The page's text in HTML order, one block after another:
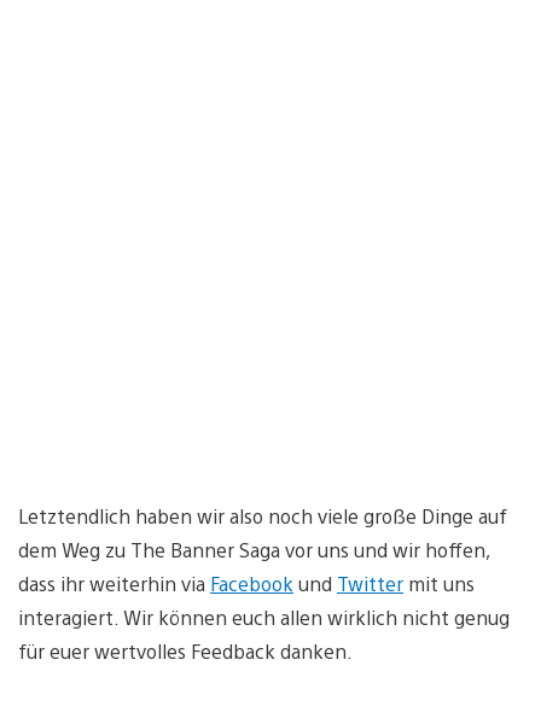
Letztendlich haben wir also noch viele große Dinge auf
dem Weg zu The Banner Saga vor uns und wir hoffen,
dass ihr weiterhin via Facebook und Twitter mit uns
interagiert. Wir können euch allen wirklich nicht genug
für euer wertvolles Feedback danken.